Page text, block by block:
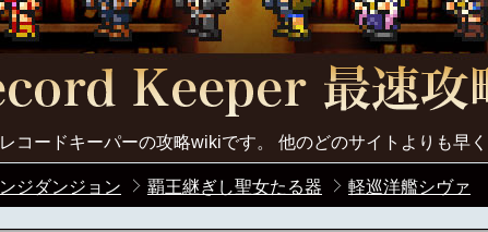
コードキーパーの攻略wikiです。 他のどのサイトよりも早
ジダンジョン 覇王継ぎし聖女たる器 軽巡洋艦シヴァ